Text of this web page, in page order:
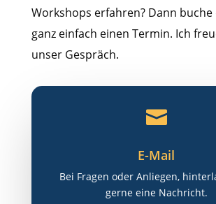
Workshops erfahren? Dann
ganz einfach einen Termin. Ich
unser Gespräch.

E-Mail
Bei Fragen oder Anliegen,
gerne eine Nachricht.